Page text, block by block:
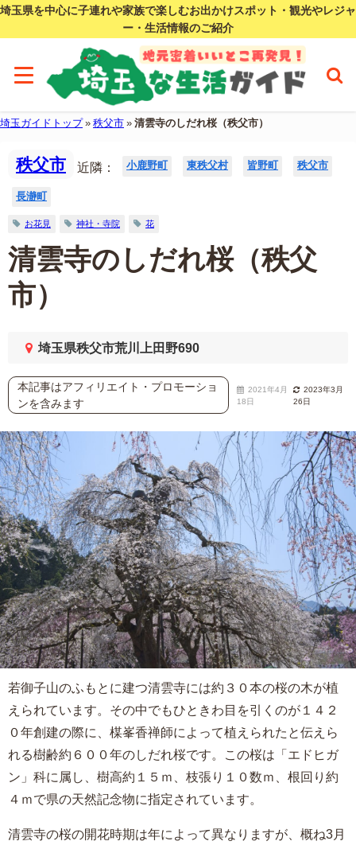
埼玉県を中心に子連れや家族で楽しむお出かけスポット・観光やレジャ
ー・生活情報のご紹介
埼玉ガイドトップ» 秩父市 » 清雲寺のしだれ桜（秩父市）
秩父市 近隣： 小鹿野町 東秩父村 皆野町 秩父市
長瀞町
お花見 神社・寺院 花
清雲寺のしだれ桜（秩父
市）
埼玉県秩父市荒川上田野690
本記事はアフィリエイト・プロモーショ
ンを含みます
2021年4月
18日
2023年3月
26日
若御子山のふもとに建つ清雲寺には約３０本の桜の木が植
えられています。その中でもひときわ目を引くのが１４２
０年創建の際に、楳峯香禅師によって植えられたと伝えら
れる樹齢約６００年のしだれ桜です。この桜は「エドヒガ
ン」科に属し、樹高約１５ｍ、枝張り１０数ｍ、根回り約
４ｍで県の天然記念物に指定されています。
清雲寺の桜の開花時期は年によって異なりますが、概ね3月